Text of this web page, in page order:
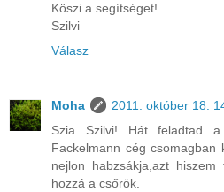
Köszi a segítséget!
Szilvi
Válasz
Moha
2011. október 18.
Szia Szilvi! Hát feladtad
Fackelmann cég csomagban
nejlon habzsákja,azt
hozzá a csőrök.